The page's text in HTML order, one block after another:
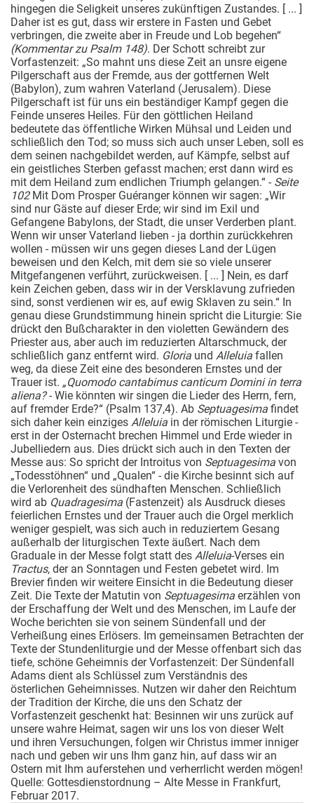
hingegen die Seligkeit unseres zukünftigen Zustandes. [ ... ]
Daher ist es gut, dass wir erstere in Fasten und Gebet
verbringen, die zweite aber in Freude und Lob begehen“
(Kommentar zu Psalm 148). Der Schott schreibt zur
Vorfastenzeit: „So mahnt uns diese Zeit an unsre eigene
Pilgerschaft aus der Fremde, aus der gottfernen Welt
(Babylon), zum wahren Vaterland (Jerusalem). Diese
Pilgerschaft ist für uns ein beständiger Kampf gegen die
Feinde unseres Heiles. Für den göttlichen Heiland
bedeutete das öffentliche Wirken Mühsal und Leiden und
schließlich den Tod; so muss sich auch unser Leben, soll es
dem seinen nachgebildet werden, auf Kämpfe, selbst auf
ein geistliches Sterben gefasst machen; erst dann wird es
mit dem Heiland zum endlichen Triumph gelangen.“ - Seite
102Mit Dom Prosper Guéranger können wir sagen: „Wir
sind nur Gäste auf dieser Erde; wir sind im Exil und
Gefangene Babylons, der Stadt, die unser Verderben plant.
Wenn wir unser Vaterland lieben - ja dorthin zurückkehren
wollen - müssen wir uns gegen dieses Land der Lügen
beweisen und den Kelch, mit dem sie so viele unserer
Mitgefangenen verführt, zurückweisen. [ ... ] Nein, es darf
kein Zeichen geben, dass wir in der Versklavung zufrieden
sind, sonst verdienen wir es, auf ewig Sklaven zu sein.“ In
genau diese Grundstimmung hinein spricht die Liturgie: Sie
drückt den Bußcharakter in den violetten Gewändern des
Priester aus, aber auch im reduzierten Altarschmuck, der
schließlich ganz entfernt wird. Gloria und Alleluia fallen
weg, da diese Zeit eine des besonderen Ernstes und der
Trauer ist. „Quomodo cantabimus canticum Domini in terra
aliena?- Wie könnten wir singen die Lieder des Herrn, fern,
auf fremder Erde?“ (Psalm 137,4). Ab Septuagesima findet
sich daher kein einziges Alleluia in der römischen Liturgie -
erst in der Osternacht brechen Himmel und Erde wieder in
Jubelliedern aus. Dies drückt sich auch in den Texten der
Messe aus: So spricht der Introitus von Septuagesima von
„Todesstöhnen“ und „Qualen“ - die Kirche besinnt sich auf
die Verlorenheit des sündhaften Menschen. Schließlich
wird ab Quadragesima (Fastenzeit) als Ausdruck dieses
feierlichen Ernstes und der Trauer auch die Orgel merklich
weniger gespielt, was sich auch in reduziertem Gesang
außerhalb der liturgischen Texte äußert. Nach dem
Graduale in der Messe folgt statt des Alleluia-Verses ein
Tractus, der an Sonntagen und Festen gebetet wird. Im
Brevier finden wir weitere Einsicht in die Bedeutung dieser
Zeit. Die Texte der Matutin von Septuagesima erzählen von
der Erschaffung der Welt und des Menschen, im Laufe der
Woche berichten sie von seinem Sündenfall und der
Verheißung eines Erlösers. Im gemeinsamen Betrachten der
Texte der Stundenliturgie und der Messe offenbart sich das
tiefe, schöne Geheimnis der Vorfastenzeit: Der Sündenfall
Adams dient als Schlüssel zum Verständnis des
österlichen Geheimnisses. Nutzen wir daher den Reichtum
der Tradition der Kirche, die uns den Schatz der
Vorfastenzeit geschenkt hat: Besinnen wir uns zurück auf
unsere wahre Heimat, sagen wir uns los von dieser Welt
und ihren Versuchungen, folgen wir Christus immer inniger
nach und geben wir uns Ihm ganz hin, auf dass wir an
Ostern mit Ihm auferstehen und verherrlicht werden mögen!
Quelle: Gottesdienstordnung – Alte Messe in Frankfurt,
Februar 2017.